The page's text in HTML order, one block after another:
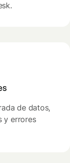
de datos,
y errores